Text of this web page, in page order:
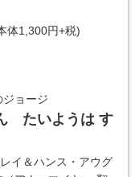
体1,300円+税)
ジョージ
たいようは す
イ＆ハンス・アウグ